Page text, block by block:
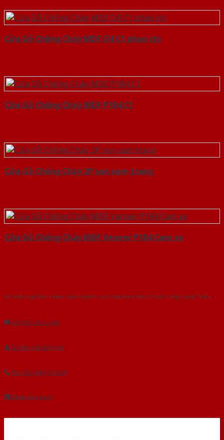
Cửa Gỗ Chống Cháy MDF O4 C1 phao chi
Cửa Gỗ Chống Cháy MDF P1R4 C1
Cửa Gỗ Chống Cháy 2P son xam trang
Cửa Gỗ Chống Cháy MDF Veneer P1R4 Cam xe
Với kinh nghiệm nhiêu năm nghiên cứu cửa theo tiêu chuẩn công nghệ Châu
Gửi yêu cầu tư vấn
Tải báo giá tổng hợp
Yêu cầu gọi lại (3 phút)
Dành cho đại lý